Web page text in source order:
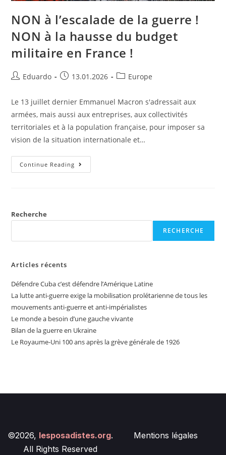
NON à l’escalade de la guerre !
NON à la hausse du budget
militaire en France !
Eduardo 13.01.2026 Europe
Le 13 juillet dernier Emmanuel Macron s'adressait aux
armées, mais aussi aux entreprises, aux collectivités
territoriales et à la population française, pour imposer sa
vision de la situation internationale et…
Continue Reading
Recherche
RECHERCHE
Articles récents
Défendre Cuba c’est défendre l’Amérique Latine
La lutte anti-guerre exige la mobilisation prolétarienne de tous les
mouvements anti-guerre et anti-impérialistes
Le monde a besoin d’une gauche vivante
Bilan de la guerre en Ukraine
Le Royaume-Uni 100 ans après la grève générale de 1926
©2026, lesposadistes.org.
All Rights Reserved
Mentions légales